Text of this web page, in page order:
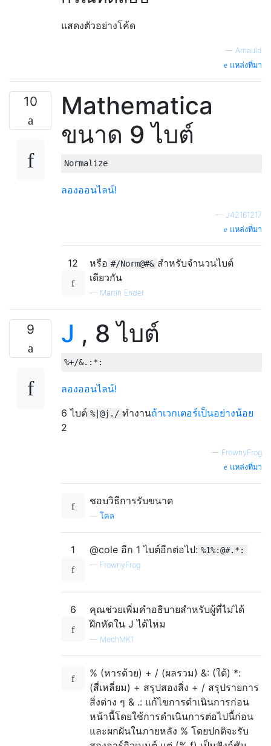
แสดงตัวอย่างโค้ด
— Arnauld
แหล่งที่มา
10
Mathematica
ขนาด 9 ไบต์
ลองออนไลน์!
— J42161217
แหล่งที่มา
12 หรือ #/Norm@#& สำหรับจำนวนไบต์
เดียวกัน
— Martin Ender
9 J , 8 ไบต์
ลองออนไลน์!
6 ไบต์ %|@j./ ทำงานถ้าเวกเตอร์เป็นอย่างน้อย
2
— FrownyFrog
แหล่งที่มา
ชอบวิธีการรับขนาด
โคล
1 @cole อีก 1 ไบต์อีกต่อไป: %1%:@#.*:
— FrownyFrog
6
คุณช่วยเพิ่มคำอธิบายสำหรับผู้ที่ไม่ได้
ฝึกหัดใน J ได้ไหม
— MechMK1
% (หารด้วย) + / (ผลรวม) &: (ใต้) *:
(สี่เหลี่ยม) + สรุปสองสิ่ง + / สรุปรายการ
สิ่งต่าง ๆ & .: แก้ไขการดำเนินการก่อน
หน้านี้โดยใช้การดำเนินการต่อไปนี้ก่อน
และผกผันในภายหลัง % โดยปกติจะรับ